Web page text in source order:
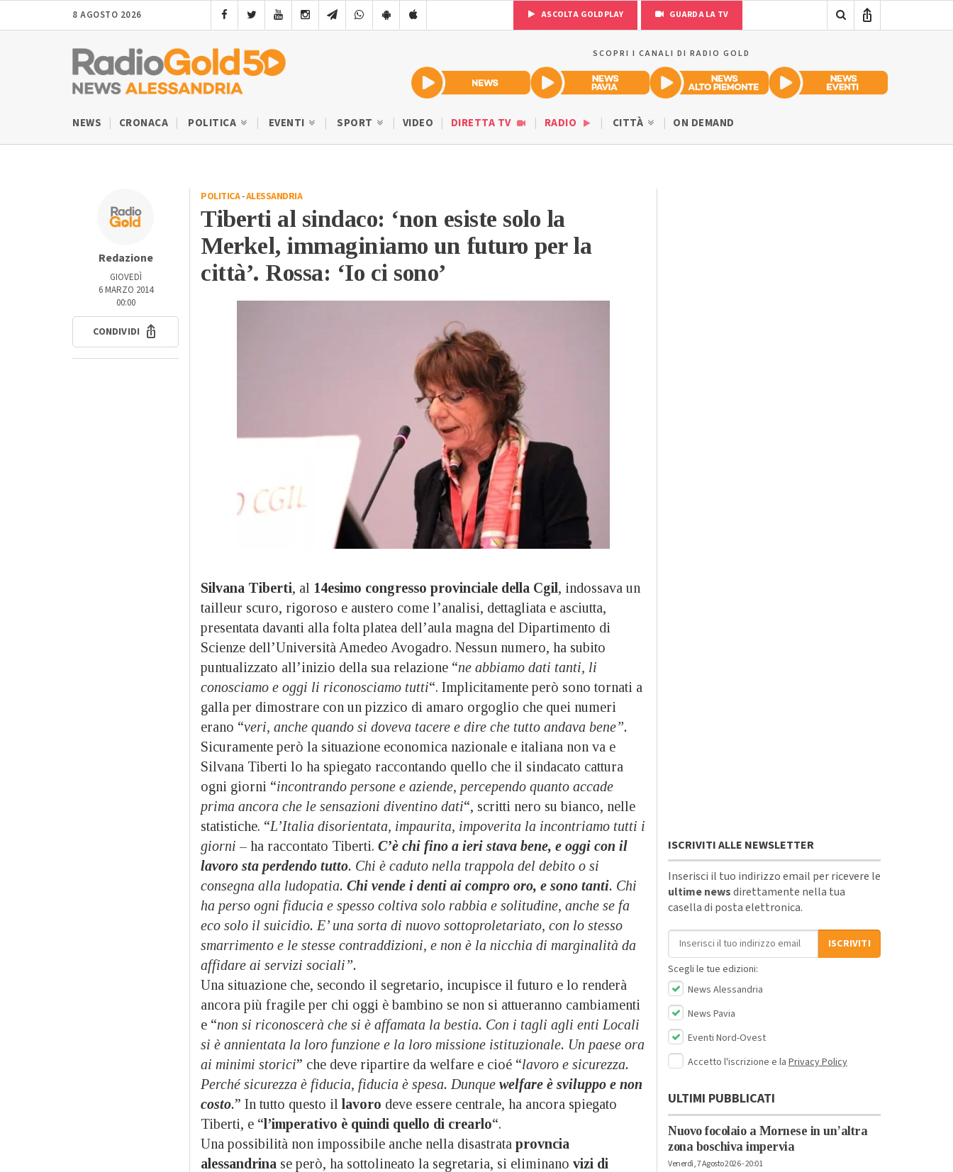
8 AGOSTO 2026 ASCOLTA GOLDPLAY GUARDA LA TV
SCOPRI I CANALI DI RADIO GOLD
NEWS CRONACA POLITICA EVENTI SPORT VIDEO DIRETTA TV RADIO CITTÀ ON DEMAND
Redazione
GIOVEDÌ
6 MARZO 2014
00:00
CONDIVIDI
POLITICA-ALESSANDRIA
Tiberti al sindaco: ‘non esiste solo la
Merkel, immaginiamo un futuro per la
città’. Rossa: ‘Io ci sono’
Silvana Tiberti, al 14esimo congresso provinciale della Cgil, indossava un
tailleur scuro, rigoroso e austero come l’analisi, dettagliata e asciutta,
presentata davanti alla folta platea dell’aula magna del Dipartimento di
Scienze dell’Università Amedeo Avogadro. Nessun numero, ha subito
puntualizzato all’inizio della sua relazione “ne abbiamo dati tanti, li
conosciamo e oggi li riconosciamo tutti“. Implicitamente però sono tornati a
galla per dimostrare con un pizzico di amaro orgoglio che quei numeri
erano “veri, anche quando si doveva tacere e dire che tutto andava bene”.
Sicuramente però la situazione economica nazionale e italiana non va e
Silvana Tiberti lo ha spiegato raccontando quello che il sindacato cattura
ogni giorni “incontrando persone e aziende, percependo quanto accade
prima ancora che le sensazioni diventino dati“, scritti nero su bianco, nelle
statistiche. “L’Italia disorientata, impaurita, impoverita la incontriamo tutti i
giorni – ha raccontato Tiberti. C’è chi fino a ieri stava bene, e oggi con il
lavoro sta perdendo tutto. Chi è caduto nella trappola del debito o si
consegna alla ludopatia. Chi vende i denti ai compro oro, e sono tanti. Chi
ha perso ogni fiducia e spesso coltiva solo rabbia e solitudine, anche se fa
eco solo il suicidio. E’ una sorta di nuovo sottoproletariato, con lo stesso
smarrimento e le stesse contraddizioni, e non è la nicchia di marginalità da
affidare ai servizi sociali”.
Una situazione che, secondo il segretario, incupisce il futuro e lo renderà
ancora più fragile per chi oggi è bambino se non si attueranno cambiamenti
e “non si riconoscerà che si è affamata la bestia. Con i tagli agli enti Locali
si è annientata la loro funzione e la loro missione istituzionale. Un paese ora
ai minimi storici” che deve ripartire da welfare e cioé “lavoro e sicurezza.
Perché sicurezza è fiducia, fiducia è spesa. Dunque welfare è sviluppo e non
costo.” In tutto questo il lavoro deve essere centrale, ha ancora spiegato
Tiberti, e “l’imperativo è quindi quello di crearlo“.
Una possibilità non impossibile anche nella disastrata provncia
alessandrina se però, ha sottolineato la segretaria, si eliminano vizi di
ISCRIVITI ALLE NEWSLETTER
Inserisci il tuo indirizzo email per ricevere le
ultime newsdirettamente nella tua
casella di posta elettronica.
Indirizzo email
ISCRIVITI
Scegli le tue edizioni:
News Alessandria
News Pavia
Eventi Nord-Ovest
Accetto l'iscrizione e la Privacy Policy
ULTIMI PUBBLICATI
Nuovo focolaio a Mornese in un’altra
zona boschiva impervia
Venerdì, 7 Agosto 2026 - 20:01